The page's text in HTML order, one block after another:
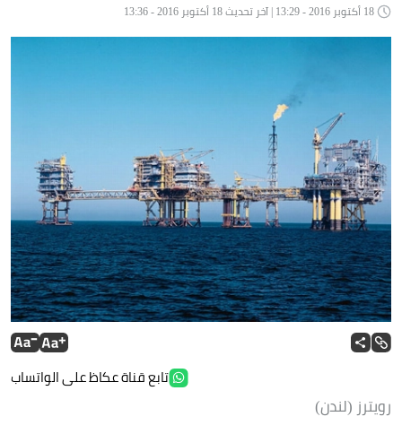
تابع قناة عكاظ على الواتساب
رويترز (لندن)